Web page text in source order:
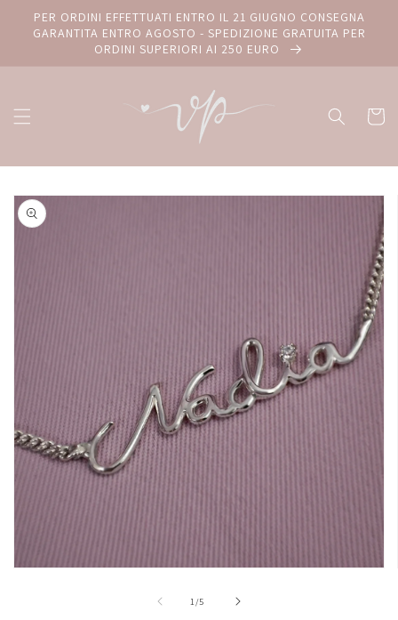
direttamente
ai contenuti
PER ORDINI EFFETTUATI ENTRO IL 21 GIUGNO CONSEGNA
GARANTITA ENTRO AGOSTO - SPEDIZIONE GRATUITA PER
ORDINI SUPERIORI AI 250 EURO
Carrello
Passa alle
informazioni
sul prodotto
1 /
su5